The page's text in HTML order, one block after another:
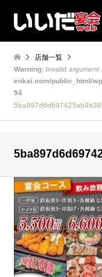
店舗一覧
Warning: Invalid argument
enkai.com/public_html/
94